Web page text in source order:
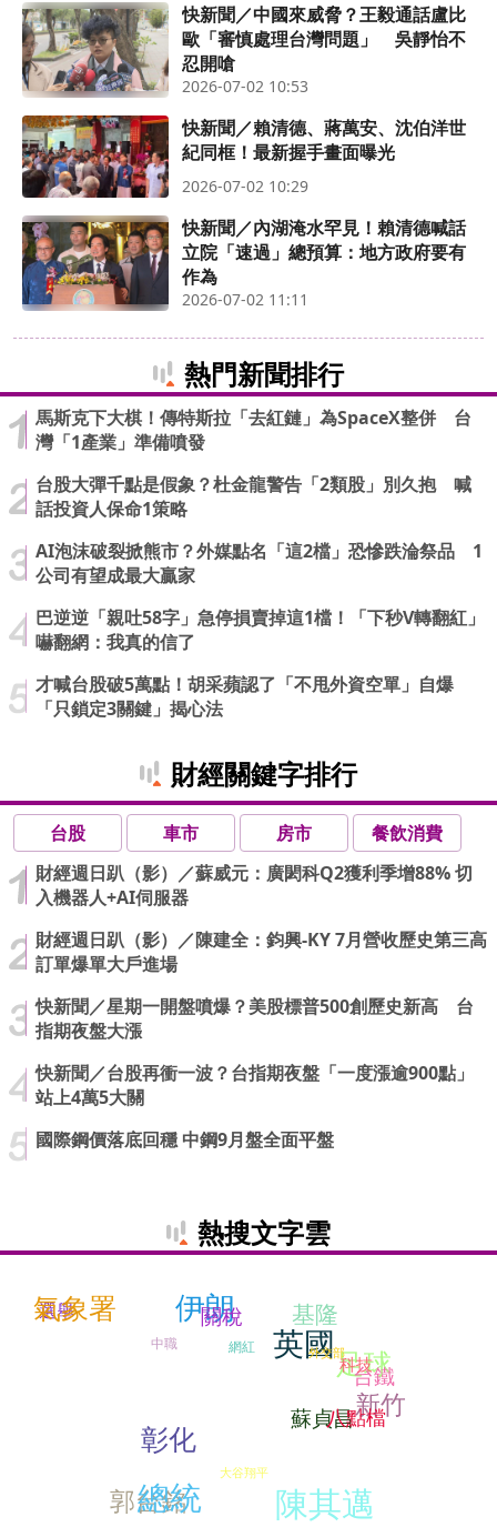
快新聞／中國來威脅？王毅通話盧比
歐「審慎處理台灣問題」 吳靜怡不
忍開嗆
2026-07-02 10:53
快新聞／賴清德、蔣萬安、沈伯洋世
紀同框！最新握手畫面曝光
2026-07-02 10:29
快新聞／內湖淹水罕見！賴清德喊話
立院「速過」總預算：地方政府要有
作為
2026-07-02 11:11
熱門新聞排行
馬斯克下大棋！傳特斯拉「去紅鏈」為SpaceX整併 台
灣「1產業」準備噴發
台股大彈千點是假象？杜金龍警告「2類股」別久抱 喊
話投資人保命1策略
AI泡沫破裂掀熊市？外媒點名「這2檔」恐慘跌淪祭品 1
公司有望成最大贏家
巴逆逆「親吐58字」急停損賣掉這1檔！「下秒V轉翻紅」
嚇翻網：我真的信了
才喊台股破5萬點！胡采蘋認了「不甩外資空單」自爆
「只鎖定3關鍵」揭心法
財經關鍵字排行
台股 車市 房市
餐飲消費
財經週日趴（影）／蘇威元：廣閎科Q2獲利季增88% 切
入機器人+AI伺服器
財經週日趴（影）／陳建全：鈞興-KY 7月營收歷史第三高
訂單爆單大戶進場
快新聞／星期一開盤噴爆？美股標普500創歷史新高 台
指期夜盤大漲
快新聞／台股再衝一波？台指期夜盤「一度漲逾900點」
站上4萬5大關
國際鋼價落底回穩 中鋼9月盤全面平盤
熱搜文字雲
網紅
伊朗
郭台銘
新竹
英國
大谷翔平
總統
選舉
足球
蘇貞昌
中職
台鐵
陳其邁
關稅
彰化
科技
八點檔
外交部
氣象署 基隆